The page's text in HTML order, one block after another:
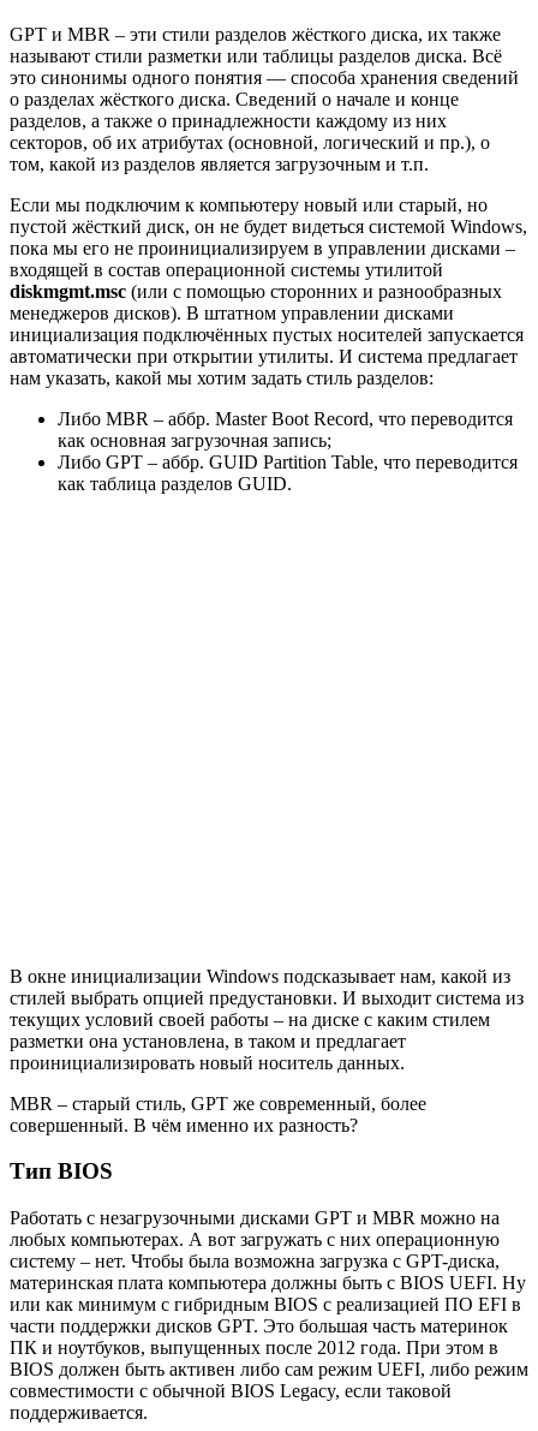
GPT и MBR – эти стили разделов жёсткого диска, их также
называют стили разметки или таблицы разделов диска. Всё
это синонимы одного понятия — способа хранения сведений
о разделах жёсткого диска. Сведений о начале и конце
разделов, а также о принадлежности каждому из них
секторов, об их атрибутах (основной, логический и пр.), о
том, какой из разделов является загрузочным и т.п.
Если мы подключим к компьютеру новый или старый, но
пустой жёсткий диск, он не будет видеться системой Windows,
пока мы его не проинициализируем в управлении дисками –
входящей в состав операционной системы утилитой
diskmgmt.msc (или с помощью сторонних и разнообразных
менеджеров дисков). В штатном управлении дисками
инициализация подключённых пустых носителей запускается
автоматически при открытии утилиты. И система предлагает
нам указать, какой мы хотим задать стиль разделов:
Либо MBR – аббр. Master Boot Record, что переводится
как основная загрузочная запись;
Либо GPT – аббр. GUID Partition Table, что переводится
как таблица разделов GUID.
В окне инициализации Windows подсказывает нам, какой из
стилей выбрать опцией предустановки. И выходит система из
текущих условий своей работы – на диске с каким стилем
разметки она установлена, в таком и предлагает
проинициализировать новый носитель данных.
MBR – старый стиль, GPT же современный, более
совершенный. В чём именно их разность?
Тип BIOS
Работать с незагрузочными дисками GPT и MBR можно на
любых компьютерах. А вот загружать с них операционную
систему – нет. Чтобы была возможна загрузка с GPT-диска,
материнская плата компьютера должны быть с BIOS UEFI. Ну
или как минимум с гибридным BIOS с реализацией ПО EFI в
части поддержки дисков GPT. Это большая часть материнок
ПК и ноутбуков, выпущенных после 2012 года. При этом в
BIOS должен быть активен либо сам режим UEFI, либо режим
совместимости с обычной BIOS Legacy, если таковой
поддерживается.